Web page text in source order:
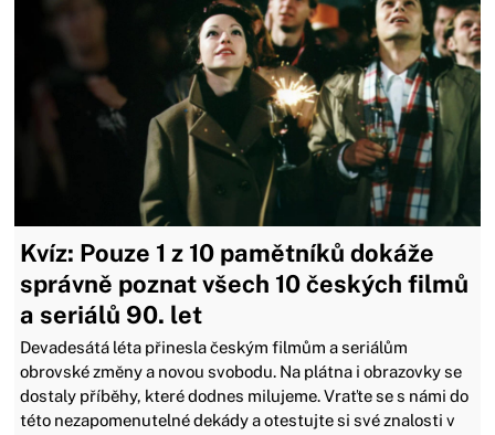
Kvíz: Pouze 1 z 10 pamětníků dokáže
správně poznat všech 10 českých filmů
a seriálů 90. let
Devadesátá léta přinesla českým filmům a seriálům
obrovské změny a novou svobodu. Na plátna i obrazovky se
dostaly příběhy, které dodnes milujeme. Vraťte se s námi do
této nezapomenutelné dekády a otestujte si své znalosti v